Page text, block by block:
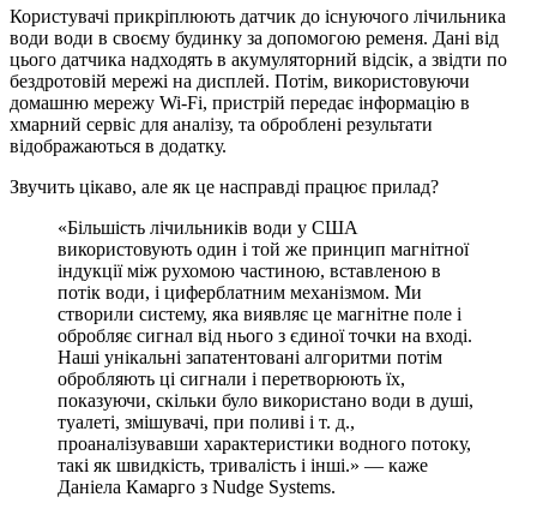
Користувачі прикріплюють датчик до існуючого лічильника
води води в своєму будинку за допомогою ременя. Дані від
цього датчика надходять в акумуляторний відсік, а звідти по
бездротовій мережі на дисплей. Потім, використовуючи
домашню мережу Wi-Fi, пристрій передає інформацію в
хмарний сервіс для аналізу, та оброблені результати
відображаються в додатку.
Звучить цікаво, але як це насправді працює прилад?
«Більшість лічильників води у США
використовують один і той же принцип магнітної
індукції між рухомою частиною, вставленою в
потік води, і циферблатним механізмом. Ми
створили систему, яка виявляє це магнітне поле і
обробляє сигнал від нього з єдиної точки на вході.
Наші унікальні запатентовані алгоритми потім
обробляють ці сигнали і перетворюють їх,
показуючи, скільки було використано води в душі,
туалеті, змішувачі, при поливі і т. д.,
проаналізувавши характеристики водного потоку,
такі як швидкість, тривалість і інші.» — каже
Даніела Камарго з Nudge Systems.